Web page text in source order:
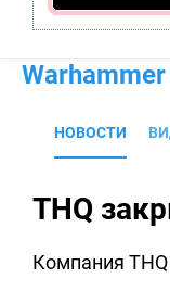
НОВОСТИ
THQ
Компания